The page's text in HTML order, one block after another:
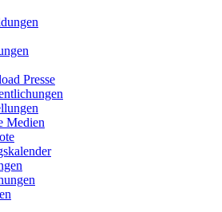
Presse
Medien